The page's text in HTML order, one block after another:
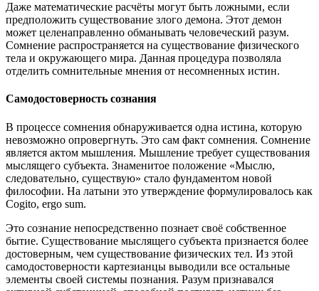
Даже математические расчёты могут быть ложными, если
предположить существование злого демона. Этот демон
может целенаправленно обманывать человеческий разум.
Сомнение распространяется на существование физического
тела и окружающего мира. Данная процедура позволяла
отделить сомнительные мнения от несомненных истин.
Самодостоверность сознания
В процессе сомнения обнаруживается одна истина, которую
невозможно опровергнуть. Это сам факт сомнения. Сомнение
является актом мышления. Мышление требует существования
мыслящего субъекта. Знаменитое положение «Мыслю,
следовательно, существую» стало фундаментом новой
философии. На латыни это утверждение формулировалось как
Cogito, ergo sum.
Это сознание непосредственно познает своё собственное
бытие. Существование мыслящего субъекта признается более
достоверным, чем существование физических тел. Из этой
самодостоверности картезианцы выводили все остальные
элементы своей системы познания. Разум признавался